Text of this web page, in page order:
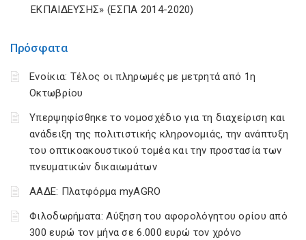
Πρόσφατα
Ενοίκια: Τέλος οι πληρωμές με μετρητά από 1η
Οκτωβρίου
Υπερψηφίσθηκε το νομοσχέδιο για τη διαχείριση και
ανάδειξη της πολιτιστικής κληρονομιάς, την ανάπτυξη
του οπτικοακουστικού τομέα και την προστασία των
πνευματικών δικαιωμάτων
ΑΑΔΕ: Πλατφόρμα myAGRO
Φιλοδωρήματα: Αύξηση του αφορολόγητου ορίου από
300 ευρώ τον μήνα σε 6.000 ευρώ τον χρόνο
ΕΚΠΑΙΔΕΥΣΗΣ» (ΕΣΠΑ 2014-2020)